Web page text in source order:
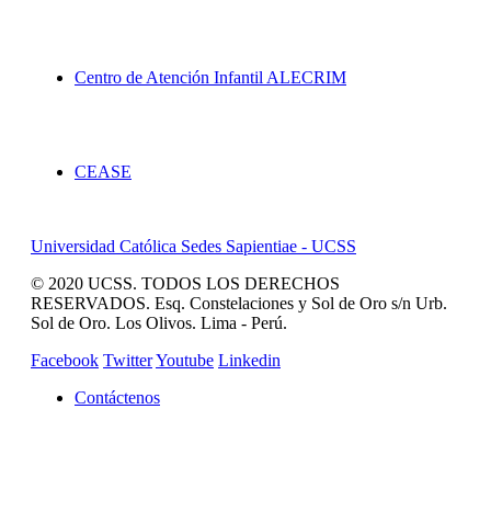
Centro de Atención Infantil ALECRIM
CEASE
Universidad Católica Sedes Sapientiae - UCSS
© 2020 UCSS. TODOS LOS DERECHOS
RESERVADOS. Esq. Constelaciones y Sol de Oro s/n Urb.
Sol de Oro. Los Olivos. Lima - Perú.
Facebook TwitterYoutube Linkedin
Contáctenos